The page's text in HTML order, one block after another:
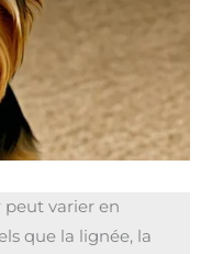
peut varier en
que la lignée, la